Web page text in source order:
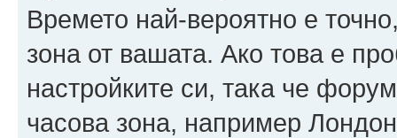
Времето най-вероятно е
зона от вашата. Ако това е
настройките си, така че
часова зона, например